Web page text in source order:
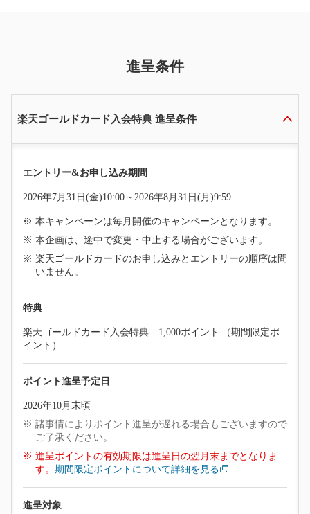
進呈条件
楽天ゴールドカード入会特典 進呈条件
エントリー&お申し込み期間
2026年7月31日(金)10:00～2026年8月31日(月)9:59
本キャンペーンは毎月開催のキャンペーンとなります。
本企画は、途中で変更・中止する場合がございます。
楽天ゴールドカードのお申し込みとエントリーの順序は問
いません。
特典
楽天ゴールドカード入会特典…1,000ポイント （期間限定ポ
イント）
ポイント進呈予定日
2026年10月末頃
諸事情によりポイント進呈が遅れる場合もございますので
ご了承ください。
進呈ポイントの有効期限は進呈日の翌月末までとなりま
す。 期間限定ポイントについて詳細を見る
進呈対象